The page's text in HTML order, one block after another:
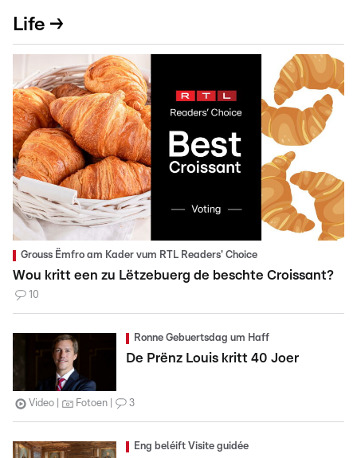
Life →
Grouss Ëmfro am Kader vum RTL Readers' Choice
Wou kritt een zu Lëtzebuerg de beschte Croissant?
10
Ronne Gebuertsdag um Haff
De Prënz Louis kritt 40 Joer
Video Fotoen 3
Eng beléift Visite guidée